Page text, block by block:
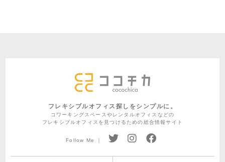
フレキシブルオフィス探しをシンプルに。
コワーキングスペースやレンタルオフィスなどの
フレキシブルオフィスを見つけるための総合情報サイト
Follow Me ｜